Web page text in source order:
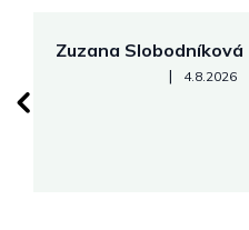
Zuzana Slobodníková
Hodnotenie obchodu je
| 4.8.2026